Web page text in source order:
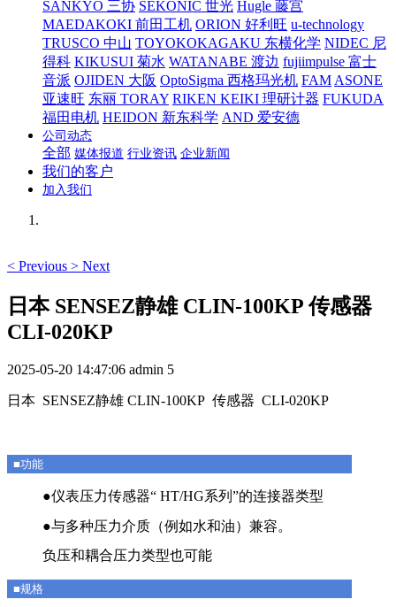
SANKYO 三协 SEKONIC 世光 Hugle 藤宫
MAEDAKOKI 前田工机 ORION 好利旺 u-technology
TRUSCO 中山 TOYOKOKAGAKU 东横化学 NIDEC 尼
得科 KIKUSUI 菊水 WATANABE 渡边 fujiimpulse 富士
音派 OJIDEN 大阪 OptoSigma 西格玛光机 FAM ASONE
亚速旺 东丽 TORAY RIKEN KEIKI 理研计器 FUKUDA
福田电机 HEIDON 新东科学 AND 爱安德
公司动态
全部 媒体报道 行业资讯 企业新闻
我们的客户
加入我们
< Previous > Next
日本 SENSEZ静雄 CLIN-100KP 传感器
CLI-020KP
2025-05-20 14:47:06 admin 5
日本 SENSEZ静雄 CLIN-100KP 传感器 CLI-020KP
■功能
●仪表压力传感器“ HT/HG系列”的连接器类型
●与多种压力介质（例如水和油）兼容。
负压和耦合压力类型也可能
■规格